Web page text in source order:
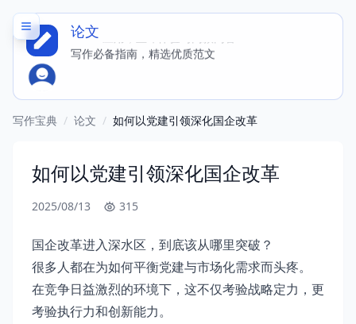
论文
150 + 应用，立即体验写同款内容
写作必备指南，精选优质范文
写作宝典 / 论文 / 如何以党建引领深化国企改革
如何以党建引领深化国企改革
2025/08/13 315
国企改革进入深水区，到底该从哪里突破？
很多人都在为如何平衡党建与市场化需求而头疼。
在竞争日益激烈的环境下，这不仅考验战略定力，更
考验执行力和创新能力。